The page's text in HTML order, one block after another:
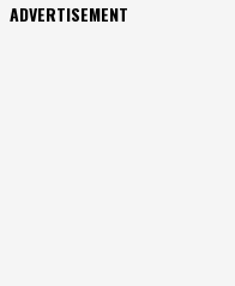
ADVERTISEMENT